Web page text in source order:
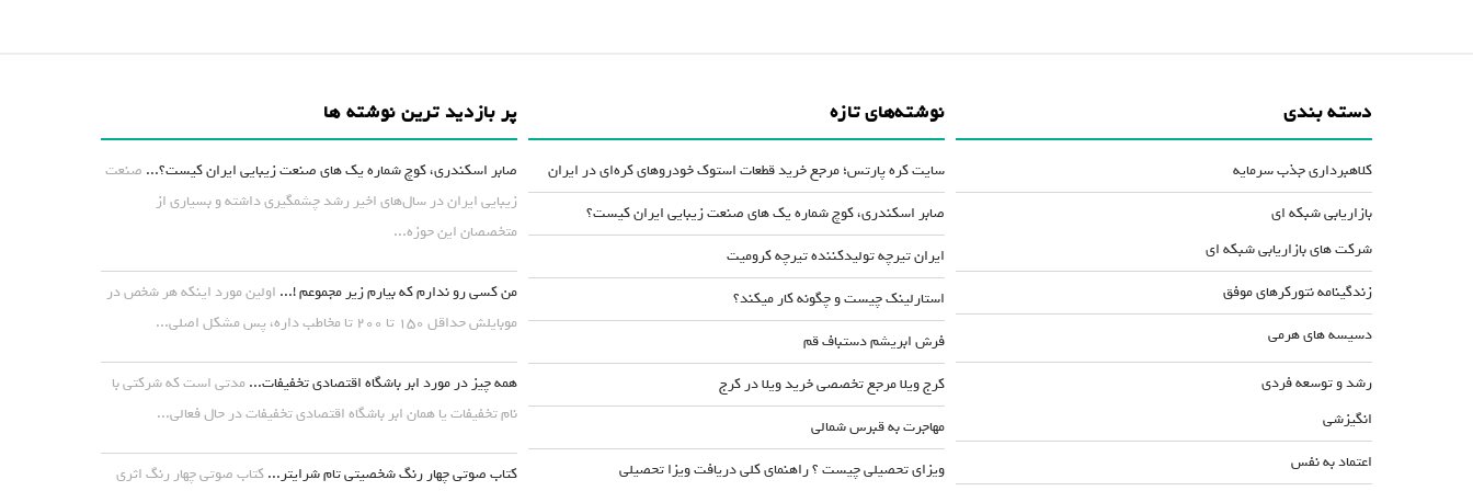
پر بازدید ترین نوشته ها
صابر اسکندری، کوچ شماره یک های صنعت زیبایی ایران کیست؟... صنعت
زیبایی ایران در سال‌های اخیر رشد چشمگیری داشته و بسیاری از
متخصصان این حوزه...
من کسی رو ندارم که بیارم زیر مجموعم !... اولین مورد اینکه هر شخص در
موبایلش حداقل ۱۵۰ تا ۲۰۰ تا مخاطب داره، پس مشکل اصلی...
همه چیز در مورد ابر باشگاه اقتصادی تخفیفات...مدتی است که شرکتی با
نام تخفیفات یا همان ابر باشگاه اقتصادی تخفیفات در حال فعالی...
کتاب صوتی چهار رنگ شخصیتی تام شرایتر...کتاب صوتی چهار رنگ اثری
نوشته‌های تازه
سایت کره پارتس؛ مرجع خرید قطعات استوک خودروهای کره‌ای در ایران
صابر اسکندری، کوچ شماره یک های صنعت زیبایی ایران کیست؟
ایران تیرچه تولیدکننده تیرچه کرومیت
استارلینک چیست و چگونه کار میکند؟
فرش ابریشم دستباف قم
کرج ویلا مرجع تخصصی خرید ویلا در کرج
مهاجرت به قبرس شمالی
ویزای تحصیلی چیست ؟ راهنمای کلی دریافت ویزا تحصیلی
دسته بندی
کلاهبرداری جذب سرمایه
بازاریابی شبکه ای
شرکت های بازاریابی شبکه ای
زندگینامه نتورکرهای موفق
دسیسه های هرمی
رشد و توسعه فردی
انگیزشی
اعتماد به نفس